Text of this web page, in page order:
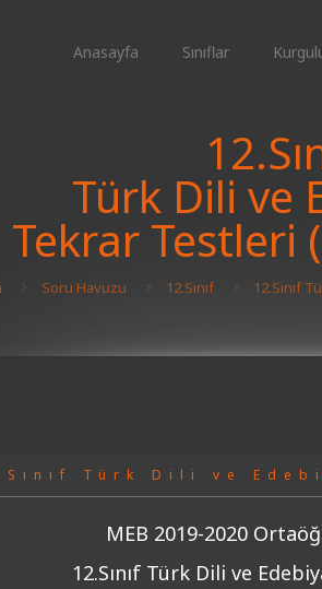
Anasayfa Sınıflar
Türk Dili ve
Tekrar Testleri
Soru Havuzu 12.Sınıf 12.Sınıf
Türk Dili ve
MEB 2019-2020
12.Sınıf Türk Dili ve